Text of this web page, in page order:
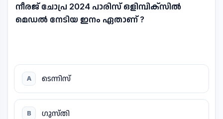
നീരജ് ചോപ്ര 2024 പാരിസ് ഒളിമ്പിക്സിൽ
മെഡൽ നേടിയ ഇനം ഏതാണ് ?
A ടെന്നിസ്
B ഗുസ്തി